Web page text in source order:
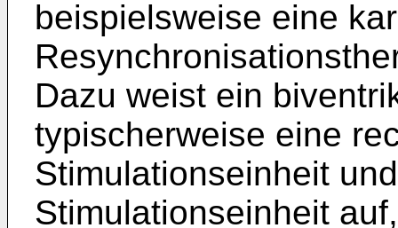
beispielsweise eine
Dazu weist ein
typischerweise eine
Stimulationseinheit
Stimulationseinheit